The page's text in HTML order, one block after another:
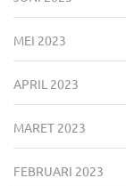
MEI 2023
APRIL 2023
MARET 2023
FEBRUARI 2023